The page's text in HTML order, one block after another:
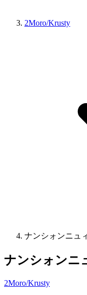
2Moro/Krusty
ナンシォンニュ
ナンシォンニ
2Moro/Krusty